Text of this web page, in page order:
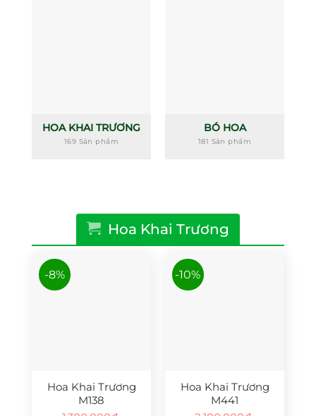
HOA KHAI TRƯƠNG
169 Sản phẩm
BÓ HOA
181 Sản phẩm
Hoa Khai Trương
-8%
Hoa Khai Trương
M138
-10%
Hoa Khai Trương
M441